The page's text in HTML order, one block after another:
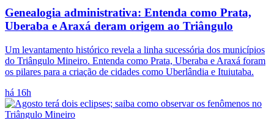
Genealogia administrativa: Entenda como Prata,
Uberaba e Araxá deram origem ao Triângulo
Um levantamento histórico revela a linha sucessória dos municípios
do Triângulo Mineiro. Entenda como Prata, Uberaba e Araxá foram
os pilares para a criação de cidades como Uberlândia e Ituiutaba.
há 16h